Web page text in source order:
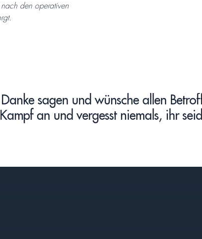
den operativen
sagen und wünsche allen
an und vergesst niemals, ihr